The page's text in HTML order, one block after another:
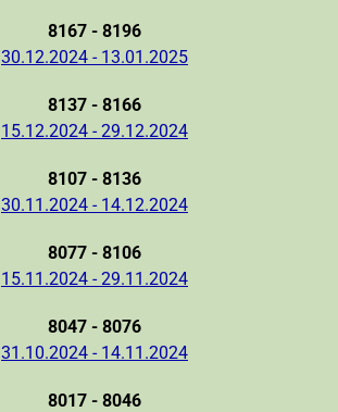
8167 - 8196
30.12.2024 - 13.01.2025
8137 - 8166
15.12.2024 - 29.12.2024
8107 - 8136
30.11.2024 - 14.12.2024
8077 - 8106
15.11.2024 - 29.11.2024
8047 - 8076
31.10.2024 - 14.11.2024
8017 - 8046